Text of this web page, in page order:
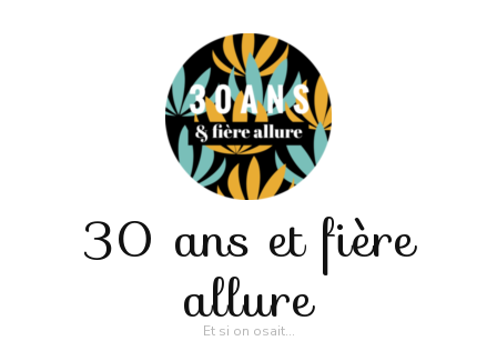
30 ans et fière
allure
Et si on osait…